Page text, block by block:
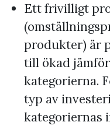
Ett frivilligt
produkter) är
till ökad
kategorierna.
typ av
kategoriernas